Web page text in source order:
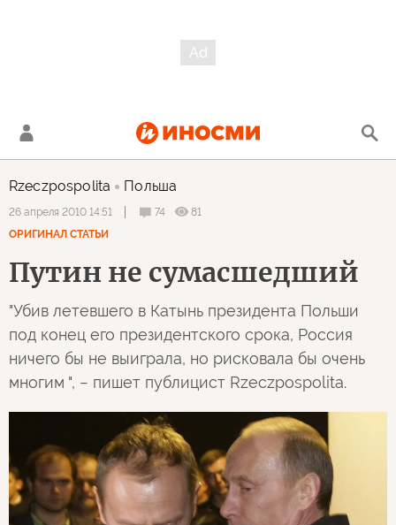
Rzeczpospolita Польша
26 апреля 2010 14:51 74
81
ОРИГИНАЛ СТАТЬИ
Путин не сумасшедший
"Убив летевшего в Катынь президента Польши
под конец его президентского срока, Россия
ничего бы не выиграла, но рисковала бы очень
многим ", − пишет публицист Rzeczpospolita.